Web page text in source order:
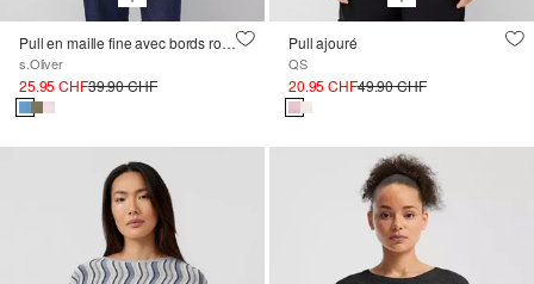
Pull en maille fine avec bords roulés
s.Oliver
25.95 CHF39.90 CHF
Pull ajouré
QS
20.95 CHF49.90 CHF